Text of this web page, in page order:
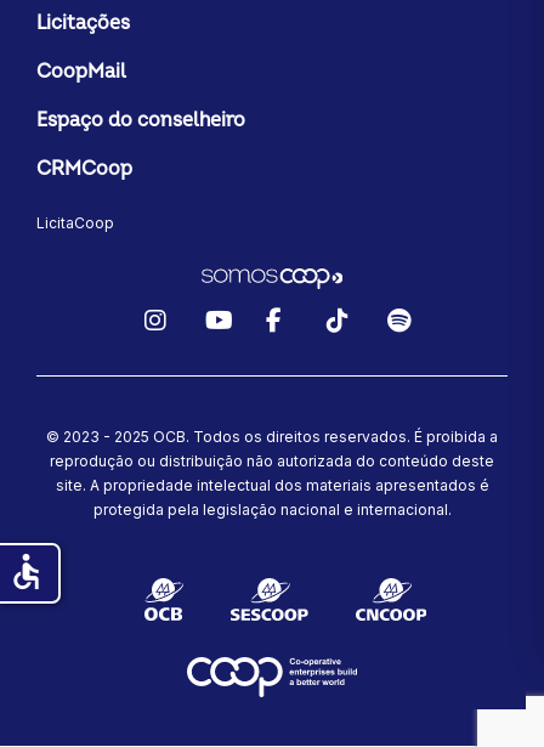
Licitações
CoopMail
Espaço do conselheiro
CRMCoop
LicitaCoop
© 2023 - 2025 OCB. Todos os direitos reservados. É proibida a
reprodução ou distribuição não autorizada do conteúdo deste
site. A propriedade intelectual dos materiais apresentados é
protegida pela legislação nacional e internacional.
accessible